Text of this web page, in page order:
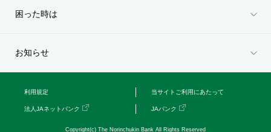
困った時は
お知らせ
利用規定 当サイトご利用にあたって
法人JAネットバンク JAバンク
Copyright(c) The Norinchukin Bank All Rights Reserved